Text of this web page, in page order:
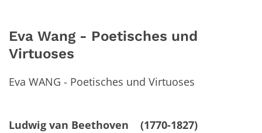
Eva Wang - Poetisches und
Virtuoses
Eva WANG - Poetisches und Virtuoses
Ludwig van Beethoven (1770-1827)